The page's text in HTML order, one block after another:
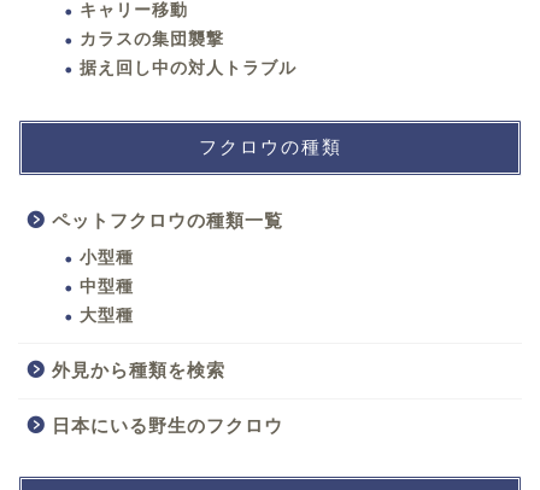
キャリー移動
カラスの集団襲撃
据え回し中の対人トラブル
フクロウの種類
ペットフクロウの種類一覧
小型種
中型種
大型種
外見から種類を検索
日本にいる野生のフクロウ